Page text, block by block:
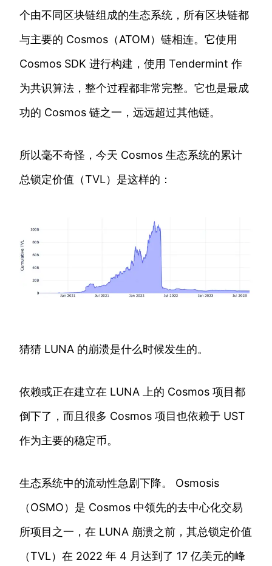
个由不同区块链组成的生态系统，所有区块链都
与主要的 Cosmos（ATOM）链相连。它使用
Cosmos SDK 进行构建，使用 Tendermint 作
为共识算法，整个过程都非常完整。它也是最成
功的 Cosmos 链之一，远远超过其他链。
所以毫不奇怪，今天 Cosmos 生态系统的累计
总锁定价值（TVL）是这样的：
猜猜 LUNA 的崩溃是什么时候发生的。
依赖或正在建立在 LUNA 上的 Cosmos 项目都
倒下了，而且很多 Cosmos 项目也依赖于 UST
作为主要的稳定币。
生态系统中的流动性急剧下降。 Osmosis
（OSMO）是 Cosmos 中领先的去中心化交易
所项目之一，在 LUNA 崩溃之前，其总锁定价值
（TVL）在 2022 年 4 月达到了 17 亿美元的峰